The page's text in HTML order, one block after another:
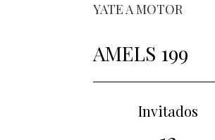
YATE A MOTOR
AMELS 199
Invitados